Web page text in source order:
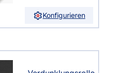
Konfigurieren